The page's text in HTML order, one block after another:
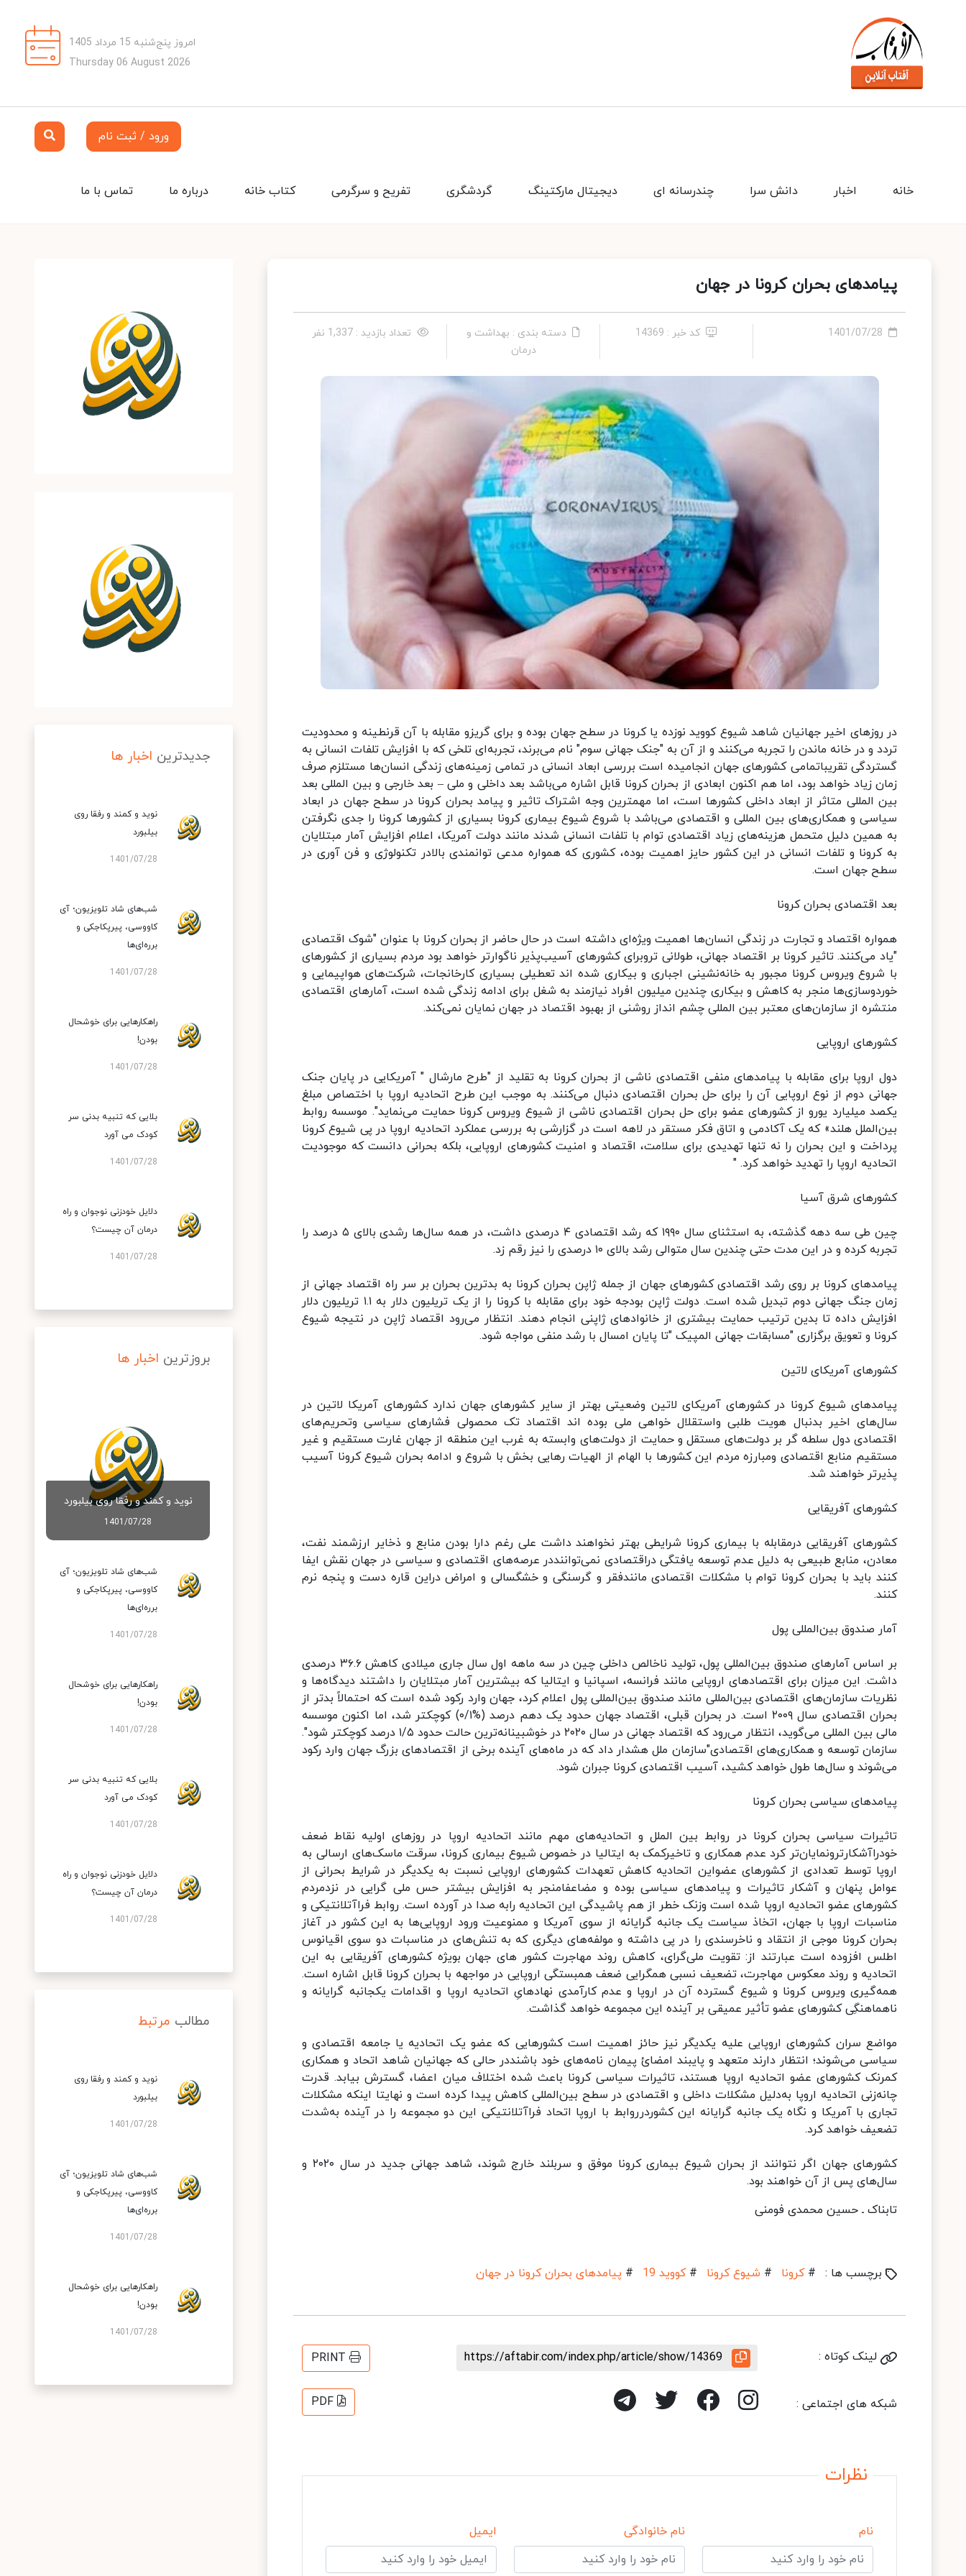
امروز پنج‌شنبه 15 مرداد 1405
Thursday 06 August 2026
ورود / ثبت نام
تماس با ما درباره ما کتاب خانه تفریح و سرگرمی گردشگری دیجیتال مارکتینگ چندرسانه ای دانش سرا اخبار خانه
پیامد‌های بحران کرونا در جهان
1401/07/28 کد خبر : 14369
دسته بندی : بهداشت و
درمان
تعداد بازدید : 1,337 نفر
در روز‌های اخیر جهانیان شاهد شیوع کووید نوزده یا کرونا در سطح جهان بوده و برای گریزو مقابله با آن قرنطینه و محدودیت
تردد و در خانه ماندن را تجربه می‌کنند و از آن به "جنک جهانی سوم" نام می‌برند، تجربه‌ای تلخی که با افزایش تلفات انسانی به
گستردگی تقریباتمامی کشور‌های جهان انجامیده است بررسی ابعاد انسانی در تمامی زمینه‌های زندگی انسان‌ها مستلزم صرف
زمان زیاد خواهد بود، اما هم اکنون ابعادی از بحران کرونا قابل اشاره می‌باشد بعد داخلی و ملی – بعد خارجی و بین المللی بعد
بین المللی متاثر از ابعاد داخلی کشور‌ها است، اما مهمترین وجه اشتراک تاثیر و پیامد بحران کرونا در سطح جهان در ابعاد
سیاسی و همکاری‌های بین المللی و اقتصادی می‌باشد با شروع شیوع بیماری کرونا بسیاری از کشور‌ها کرونا را جدی نگرفتن
به همین دلیل متحمل هزینه‌های زیاد اقتصادی توام با تلفات انسانی شدند مانند دولت آمریکا، اعلام افزایش آمار مبتلایان
به کرونا و تلفات انسانی در این کشور حایز اهمیت بوده، کشوری که همواره مدعی توانمندی بالادر تکنولوژی و فن آوری در
سطح جهان است.
بعد اقتصادی بحران کرونا
همواره اقتصاد و تجارت در زندگی انسان‌ها اهمیت ویژه‌ای داشته است در حال حاضر از بحران کرونا با عنوان "شوک اقتصادی
"یاد می‌کنند. تاثیر کرونا بر اقتصاد جهانی، طولانی تروبرای کشور‌های آسیب‌پذیر ناگوارتر خواهد بود مردم بسیاری از کشور‌های
با شروع ویروس کرونا مجبور به خانه‌نشینی اجباری و بیکاری شده اند تعطیلی بسیاری کارخانجات، شرکت‌های هواپیمایی و
خوردوسازی‌ها منجر به کاهش و بیکاری چندین میلیون افراد نیازمند به شغل برای ادامه زندگی شده است، آمار‌های اقتصادی
منتشره از سازمان‌های معتبر بین المللی چشم انداز روشنی از بهبود اقتصاد در جهان نمایان نمی‌کند.
کشور‌های اروپایی
دول اروپا برای مقابله با پیامد‌های منفی اقتصادی ناشی از بحران کرونا به تقلید از "طرح مارشال " آمریکایی در پایان جنک
جهانی دوم از نوع اروپایی آن را برای حل بحران اقتصادی دنبال می‌کنند. به موجب این طرح اتحادیه اروپا با اختصاص مبلغ
یکصد میلیارد یورو از کشور‌های عضو برای حل بحران اقتصادی ناشی از شیوع ویروس کرونا حمایت می‌نماید". موسسه روابط
بین‌الملل هلند» که یک آکادمی و اتاق فکر مستقر در لاهه است در گزارشی به بررسی عملکرد اتحادیه اروپا در پی شیوع کرونا
پرداخت و این بحران را نه تنها تهدیدی برای سلامت، اقتصاد و امنیت کشور‌های اروپایی، بلکه بحرانی دانست که موجودیت
اتحادیه اروپا را تهدید خواهد کرد. "
کشور‌های شرق آسیا
چین طی سه دهه گذشته، به استثنای سال ۱۹۹۰ که رشد اقتصادی ۴ درصدی داشت، در همه سال‌ها رشدی بالای ۵ درصد را
تجربه کرده و در این مدت حتی چندین سال متوالی رشد بالای ۱۰ درصدی را نیز رقم زد.
پیامد‌های کرونا بر روی رشد اقتصادی کشور‌های جهان از جمله ژاپن بحران کرونا به بدترین بحران بر سر راه اقتصاد جهانی از
زمان جنگ جهانی دوم تبدیل شده است. دولت ژاپن بودجه خود برای مقابله با کرونا را از یک تریلیون دلار به ۱.۱ تریلیون دلار
افزایش داده تا بدین ترتیب حمایت بیشتری از خانواد‌های ژاپنی انجام دهند. انتظار می‌رود اقتصاد ژاپن در نتیجه شیوع
کرونا و تعویق برگزاری "مسابقات جهانی المپیک "تا پایان امسال با رشد منفی مواجه شود.
کشور‌های آمریکای لاتین
پیامد‌های شیوع کرونا در کشور‌های آمریکای لاتین وضعیتی بهتر از سایر کشور‌های جهان ندارد کشور‌های آمریکا لاتین در
سال‌های اخیر بدنبال هویت طلبی واستقلال خواهی ملی بوده اند اقتصاد تک محصولی فشار‌های سیاسی وتحریم‌های
اقتصادی دول سلطه گر بر دولت‌های مستقل و حمایت از دولت‌های وابسته به غرب این منطقه از جهان غارت مستقیم و غیر
مستقیم منابع اقتصادی ومبارزه مردم این کشور‌ها با الهام از الهیات رهایی بخش با شروع و ادامه بحران شیوع کرونا آسیب
پذیرتر خواهند شد.
کشور‌های آفریقایی
کشور‌های آفریقایی درمقابله با بیماری کرونا شرایطی بهتر نخواهند داشت علی رغم دارا بودن منابع و ذخایر ارزشمند نفت،
معادن، منابع طبیعی به دلیل عدم توسعه یافتگی دراقتصادی نمی‌تواننددر عرصه‌های اقتصادی و سیاسی در جهان نقش ایفا
کنند باید با بحران کرونا توام با مشکلات اقتصادی مانندفقر و گرسنگی و خشگسالی و امراض دراین قاره دست و پنجه نرم
کنند.
آمار صندوق بین‌المللی پول
بر اساس آمار‌های صندوق بین‌المللی پول، تولید ناخالص داخلی چین در سه ماهه اول سال جاری میلادی کاهش ۳۶.۶ درصدی
داشت. این میزان برای اقتصاد‌های اروپایی مانند فرانسه، اسپانیا و ایتالیا که بیشترین آمار مبتلایان را داشتند دیدگاه‌ها و
نظریات سازمان‌های اقتصادی بین‌المللی مانند صندوق بین‌المللی پول اعلام کرد، جهان وارد رکود شده است که احتمالاً بدتر از
بحران اقتصادی سال ۲۰۰۹ است. در بحران قبلی، اقتصاد جهان حدود یک دهم درصد (%۰/۱) کوچکتر شد، اما اکنون موسسه
مالی بین المللی می‌گوید، انتظار می‌رود که اقتصاد جهانی در سال ۲۰۲۰ در خوشبینانه‌ترین حالت حدود ۱/۵ درصد کوچکتر شود".
سازمان توسعه و همکاری‌های اقتصادی"سازمان ملل هشدار داد که در ماه‌های آینده برخی از اقتصاد‌های بزرگ جهان وارد رکود
می‌شوند و سال‌ها طول خواهد کشید، آسیب اقتصادی کرونا جبران شود.
پیامد‌های سیاسی بحران کرونا
تاثیرات سیاسی بحران کرونا در روابط بین الملل و اتحادیه‌های مهم مانند اتحادیه اروپا در روز‌های اولیه نقاط ضعف
خودراآشکارترونمایان‌تر کرد عدم همکاری و تاخیرکمک به ایتالیا در خصوص شیوع بیماری کرونا، سرقت ماسک‌های ارسالی به
اروپا توسط تعدادی از کشور‌های عضواین اتحادیه کاهش تعهدات کشور‌های اروپایی نسبت به یکدیگر در شرایط بحرانی از
عوامل پنهان و آشکار تاثیرات و پیامد‌های سیاسی بوده و مضاعفامنجر به افزایش بیشتر حس ملی گرایی در نزدمردم
کشور‌های عضو اتحادیه اروپا شده است وزنک خطر از هم پاشیدگی این اتحادیه رابه صدا در آورده است. روابط فراآتلانتیکی و
مناسبات اروپا با جهان، اتخاذ سیاست یک جانبه گرایانه از سوی آمریکا و ممنوعیت ورود اروپایی‌ها به این کشور در آغاز
بحران کرونا موجی از انتقاد و ناخرسندی را در پی داشته و مولفه‌های دیگر‌ی که به تنش‌های در مناسبات دو سوی اقیانوس
اطلس افزوده است عبارتند از: تقویت ملی‌گرای، کاهش روند مهاجرت کشور ها‌ی جهان بویژه کشور‌های آفریقایی به این
اتحادیه و روند معکوس مهاجرت، تضعیف نسبی همگرایی ضعف همبستگی اروپایی در مواجهه با بحران کرونا قابل اشاره است.
همه‌گیری ویروس کرونا و شیوع گسترده آن در اروپا و عدم کارآمدی نهادهایِ اتحادیه اروپا و اقدامات یکجانبه گرایانه و
ناهماهنگِی کشور‌های عضو تأثیر عمیقی بر آینده این مجموعه خواهد گذاشت.
مواضع سران کشور‌های اروپایی علیه یکدیگر نیز حائز اهمیت است کشور‌هایی که عضو یک اتحادیه یا جامعه اقتصادی و
سیاسی می‌شوند؛ انتظار دارند متعهد و پایبند امضائ پیمان نامه‌های خود باشنددر حالی که جهانیان شاهد اتحاد و همکاری
کمرنک کشور‌های عضو اتحادیه اروپا هستند، تاثیرات سیاسی کرونا باعث شده اختلاف میان اعضا، گسترش بیابد. قدرت
چانه‌زنی اتحادیه اروپا به‌دلیل مشکلات داخلی و اقتصادی در سطح بین‌المللی کاهش پیدا کرده است و نهایتا اینکه مشکلات
تجاری با آمریکا و نگاه یک جانبه گرایانه این کشوردرروابط با اروپا اتحاد فراآتلانتیکی این دو مجموعه را در آینده به‌شدت
تضعیف خواهد کرد.
کشور‌های جهان اگر نتوانند از بحران شیوع بیماری کرونا موفق و سربلند خارج شوند، شاهد جهانی جدید در سال ۲۰۲۰ و
سال‌های پس از آن خواهند بود.
تابناک ـ حسین محمدی فومنی
برچسب ها : # کرونا # شیوع کرونا # کووید 19 # پیامد‌های بحران کرونا در جهان
لینک کوتاه : https://aftabir.com/index.php/article/show/14369
PRINT
شبکه های اجتماعی : PDF
نظرات
نام نام خانوادگی ایمیل
جدیدترین اخبار ها
نوید و کمند و رفقا روی
بیلبورد
1401/07/28
شب‌های شاد تلویزیون؛ آی
کاووسی، پیرپکاجکی و
برره‌ای‌ها
1401/07/28
راهکارهایی برای خوشحال
بودن!
1401/07/28
بلایی که تنبیه بدنی سر
کودک می آورد
1401/07/28
دلایل خودزنی نوجوان و راه
درمان آن چیست؟
1401/07/28
بروزترین اخبار ها
نوید و کمند و رفقا روی بیلبورد
1401/07/28
شب‌های شاد تلویزیون؛ آی
کاووسی، پیرپکاجکی و
برره‌ای‌ها
1401/07/28
راهکارهایی برای خوشحال
بودن!
1401/07/28
بلایی که تنبیه بدنی سر
کودک می آورد
1401/07/28
دلایل خودزنی نوجوان و راه
درمان آن چیست؟
1401/07/28
مطالب مرتبط
نوید و کمند و رفقا روی
بیلبورد
1401/07/28
شب‌های شاد تلویزیون؛ آی
کاووسی، پیرپکاجکی و
برره‌ای‌ها
1401/07/28
راهکارهایی برای خوشحال
بودن!
1401/07/28